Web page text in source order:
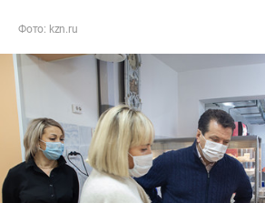
Фото: kzn.ru